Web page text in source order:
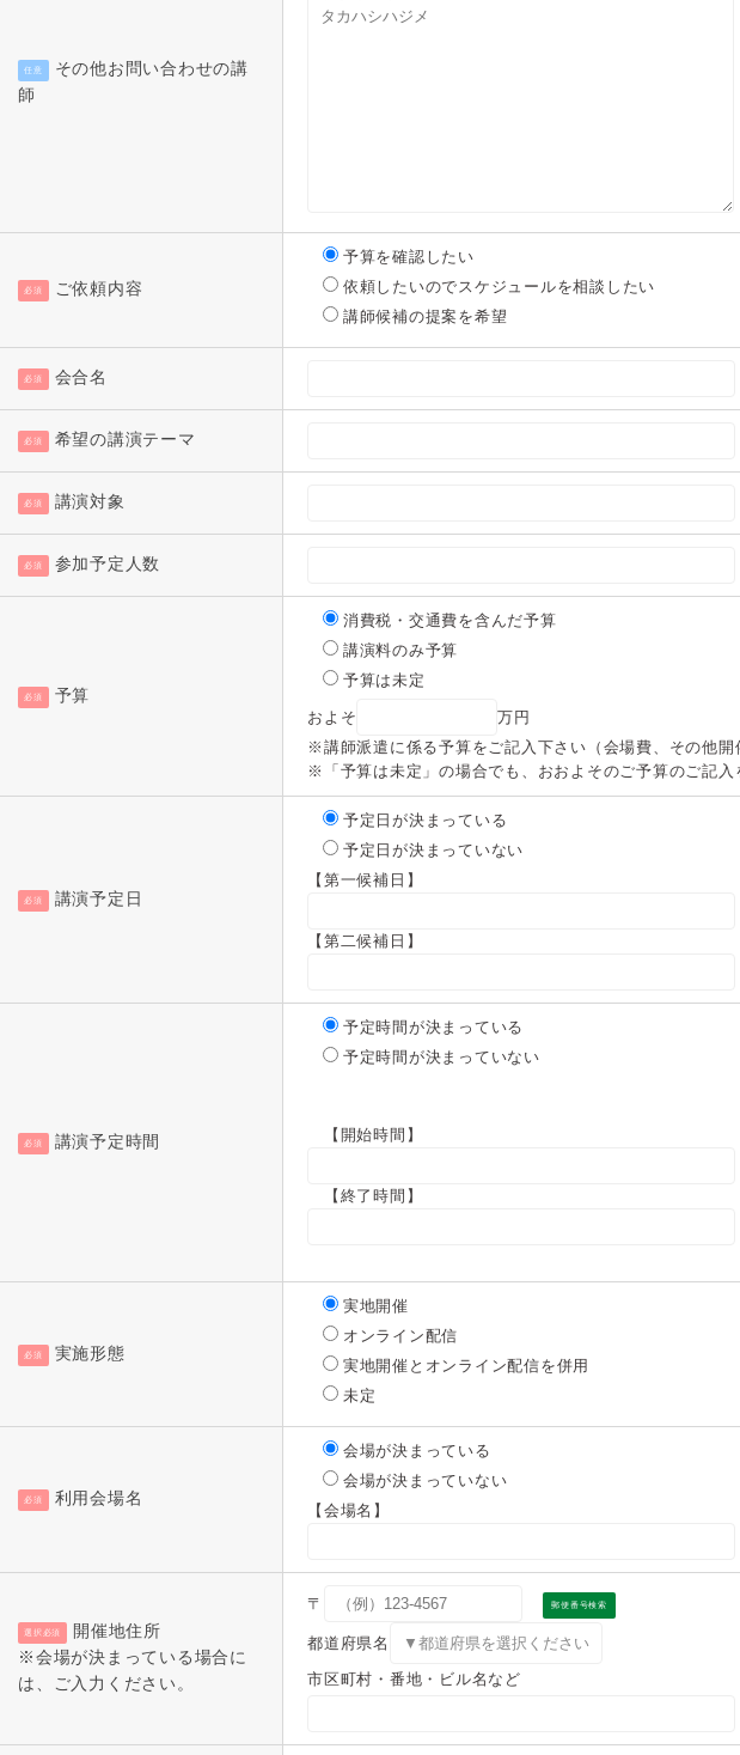
任意
その他お問い合わせの講
師
必須 ご依頼内容
予算を確認したい
依頼したいのでスケジュールを相談したい
講師候補の提案を希望
必須 会合名
必須 希望の講演テーマ
必須 講演対象
必須 参加予定人数
必須 予算
消費税・交通費を含んだ予算
講演料のみ予算
予算は未定
およそ
万円
※講師派遣に係る予算をご記入下さい（会場費、その他開
※「予算は未定」の場合でも、おおよそのご予算のご記入
必須 講演予定日
予定日が決まっている
予定日が決まっていない
【第一候補日】
【第二候補日】
必須 講演予定時間
予定時間が決まっている
予定時間が決まっていない
【開始時間】
【終了時間】
必須 実施形態
実地開催
オンライン配信
実地開催とオンライン配信を併用
未定
必須 利用会場名
会場が決まっている
会場が決まっていない
【会場名】
選択必須
開催地住所
※会場が決まっている場合に
は、ご入力ください。
〒 郵便番号検索
都道府県名
市区町村・番地・ビル名など